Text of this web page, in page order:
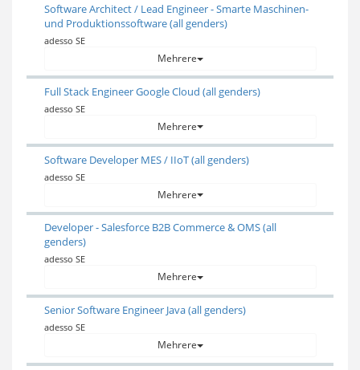
Software Architect / Lead Engineer - Smarte Maschinen-
und Produktionssoftware (all genders)
adesso SE
Mehrere
Full Stack Engineer Google Cloud (all genders)
adesso SE
Mehrere
Software Developer MES / IIoT (all genders)
adesso SE
Mehrere
Developer - Salesforce B2B Commerce & OMS (all
genders)
adesso SE
Mehrere
Senior Software Engineer Java (all genders)
adesso SE
Mehrere